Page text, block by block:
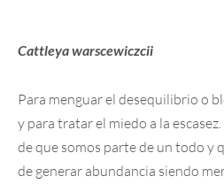
Cattleya warscewiczcii
Para menguar el desequilibrio o
y para tratar el miedo a la
de que somos parte de un todo y
de generar abundancia siendo